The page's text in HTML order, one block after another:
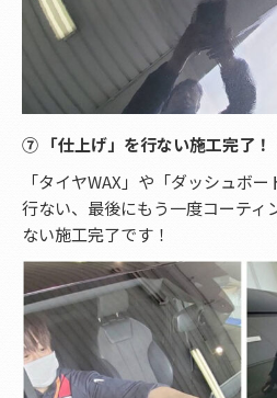
⑦ 「仕上げ」を行ない施工完了！
「タイヤWAX」や「ダッシュボ
行ない、最後にもう一度コーティ
ない施工完了です！